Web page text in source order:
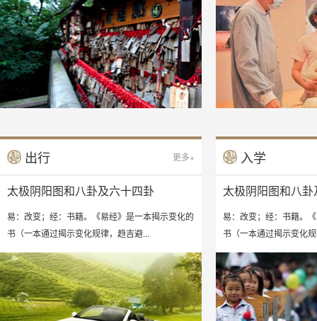
出行 更多+
太极阴阳图和八卦及六十四卦
易：改变；经：书籍。《易经》是一本揭示变化的
书（一本通过揭示变化规律，趋吉避...
入学
太极阴阳图和八卦
易：改变；经：书籍。
书（一本通过揭示变化